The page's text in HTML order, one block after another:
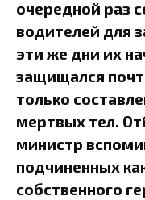
очередной раз
водителей для
эти же дни их
защищался
только
мертвых тел.
министр
подчиненных
собственного